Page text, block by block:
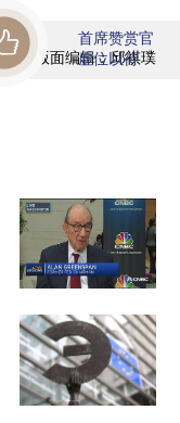
版面编辑：邱祺璞
首席赞赏官
虚位以待